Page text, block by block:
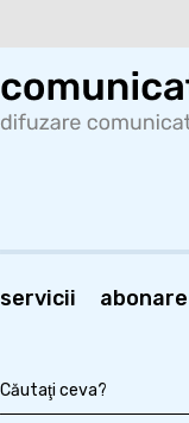
servicii abonare